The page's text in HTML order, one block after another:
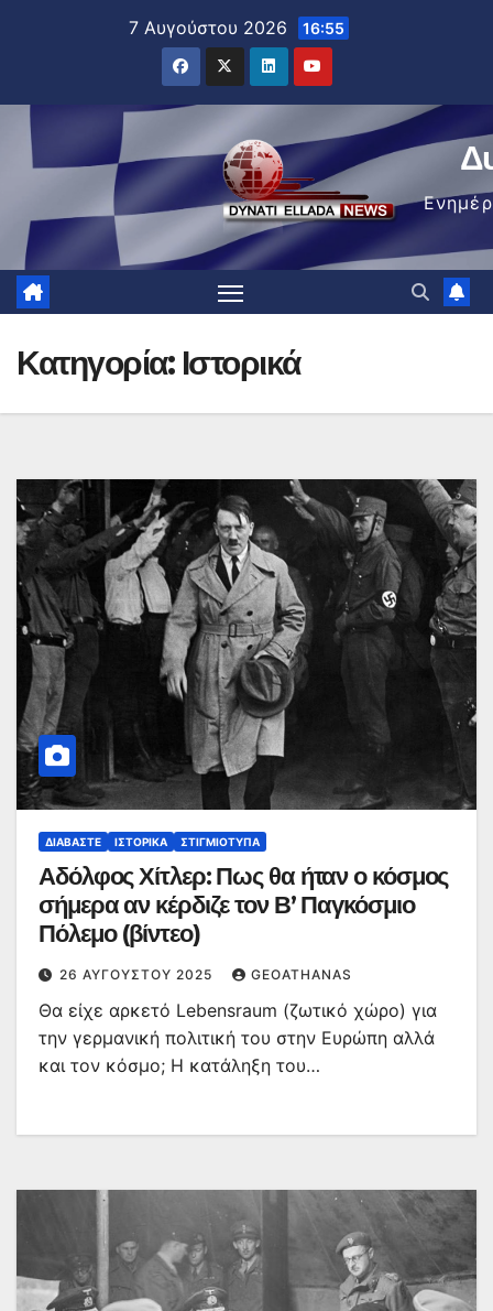
7 Αυγούστου 2026 16:55
Κατηγορία: Ιστορικά
ΔΙΑΒΆΣΤΕ ΙΣΤΟΡΙΚΆ ΣΤΙΓΜΙΌΤΥΠΑ
Αδόλφος Χίτλερ: Πως θα ήταν ο κόσμος
σήμερα αν κέρδιζε τον Β’ Παγκόσμιο
Πόλεμο (βίντεο)
26 ΑΥΓΟΎΣΤΟΥ 2025 GEOATHANAS
Θα είχε αρκετό Lebensraum (ζωτικό χώρο) για
την γερμανική πολιτική του στην Ευρώπη αλλά
και τον κόσμο; Η κατάληξη του…